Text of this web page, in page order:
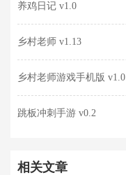
养鸡日记 v1.0
乡村老师 v1.13
乡村老师游戏手机版 v1.0
跳板冲刺手游 v0.2
相关文章